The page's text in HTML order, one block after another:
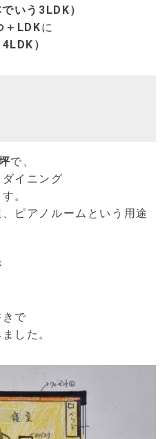
いう3LDK）
＋LDKに
）
で、
イニング
。
ピアノルームという用途
で
した。